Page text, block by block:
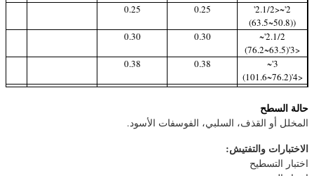
2'~<2.1/2'
((50.8~63.5)
0.25
0.25
2.1/2'~
<3'(63.5~76.2)
0.30
0.30
3'~
<4'(76.2~101.6)
0.38
0.38
4'~<7.1/2'
((101.6~190.5)
0.38
0.64
> 7.1/2 ~ 9'
((190.5 ~ 228.6)
0.38
حالة السطح
المخلل أو القذف، السلبي، الفوسفات الأسود.
الاختبارات والتفتيش:
اختبار التسطيح